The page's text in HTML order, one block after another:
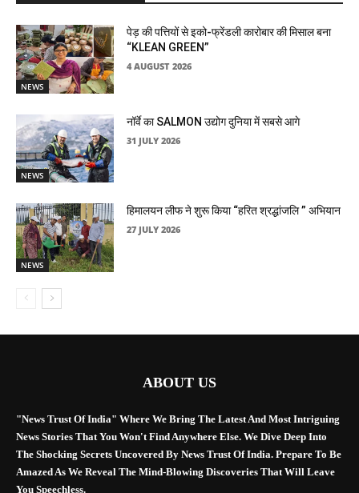
NEWS
पेड़ की पत्तियों से इको-फ्रेंडली कारोबार की मिसाल बना
“KLEAN GREEN”
4 AUGUST 2026
NEWS
नॉर्वे का SALMON उद्योग दुनिया में सबसे आगे
31 JULY 2026
NEWS
हिमालयन लीफ ने शुरू किया “हरित श्रद्धांजलि ” अभियान
27 JULY 2026
ABOUT US
"News Trust Of India" Where We Bring The Latest And Most Intriguing
News Stories That You Won't Find Anywhere Else. We Dive Deep Into
The Shocking Secrets Uncovered By News Trust Of India. Prepare To Be
Amazed As We Reveal The Mind-Blowing Discoveries That Will Leave
You Speechless.